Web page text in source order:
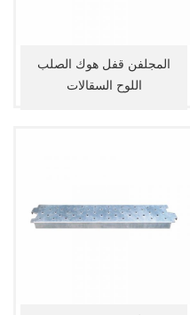
المجلفن قفل هوك الصلب
اللوح السقالات